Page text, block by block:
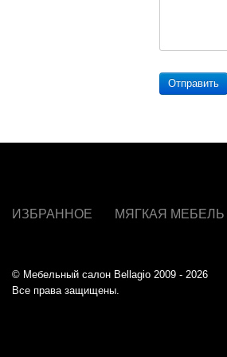
Отправить
ИЗБРАННОЕ МЯГКАЯ МЕБЕЛЬ
© Мебельный салон Bellagio 2009 - 2026
Все права защищены.